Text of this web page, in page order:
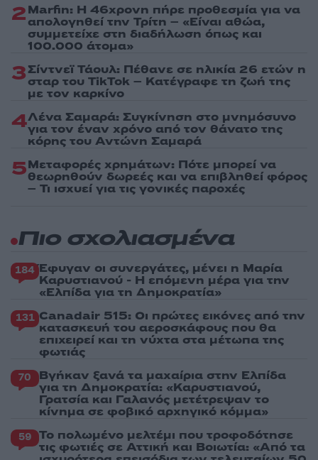
2Marfin: Η 46χρονη πήρε προθεσμία για να
απολογηθεί την Τρίτη – «Είναι αθώα,
συμμετείχε στη διαδήλωση όπως και
100.000 άτομα»
3Σίντνεϊ Τάουλ: Πέθανε σε ηλικία 26 ετών η
σταρ του TikTok – Kατέγραφε τη ζωή της
με τον καρκίνο
4Λένα Σαμαρά: Συγκίνηση στο μνημόσυνο
για τον έναν χρόνο από τον θάνατο της
κόρης του Αντώνη Σαμαρά
5Μεταφορές χρημάτων: Πότε μπορεί να
θεωρηθούν δωρεές και να επιβληθεί φόρος
– Τι ισχυεί για τις γονικές παροχές
Πιο σχολιασμένα
184 Έφυγαν οι συνεργάτες, μένει η Μαρία
Καρυστιανού - Η επόμενη μέρα για την
«Ελπίδα για τη Δημοκρατία»
131 Canadair 515: Οι πρώτες εικόνες από την
κατασκευή του αεροσκάφους που θα
επιχειρεί και τη νύχτα στα μέτωπα της
φωτιάς
70 Βγήκαν ξανά τα μαχαίρια στην Ελπίδα
για τη Δημοκρατία: «Καρυστιανού,
Γρατσία και Γαλανός μετέτρεψαν το
κίνημα σε φοβικό αρχηγικό κόμμα»
59 Το πολωμένο μελτέμι που τροφοδότησε
τις φωτιές σε Αττική και Βοιωτία: «Από τα